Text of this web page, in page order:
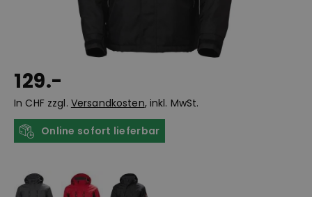
129.-
In CHF zzgl. Versandkosten, inkl. MwSt.
Online sofort lieferbar